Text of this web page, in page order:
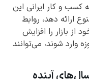
کسب و کار ایرانی این
ارائه دهد، روابط
از بازار را افزایش
وارد شوند، می‌توانند